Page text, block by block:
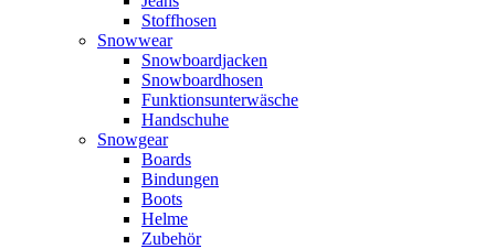
Stoffhosen
Snowwear
Snowboardjacken
Snowboardhosen
Funktionsunterwäsche
Handschuhe
Snowgear
Boards
Bindungen
Boots
Helme
Zubehör